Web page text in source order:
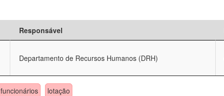
Responsável
Departamento de Recursos Humanos (DRH)
funcionários lotação